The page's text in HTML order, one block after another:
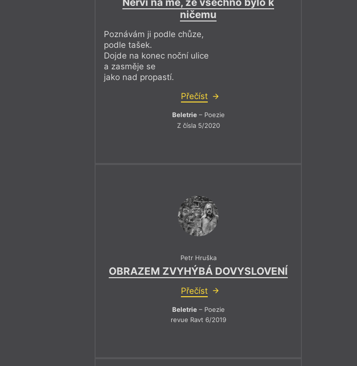
ničemu
Poznávám ji podle chůze,
podle tašek.
Dojde na konec noční ulice
a zasměje se
jako nad propastí.
Přečíst
Beletrie– Poezie
Z čísla 5/2020
Petr Hruška
OBRAZEM ZVYHÝBÁ DOVYSLOVENÍ
Přečíst
Beletrie– Poezie
revue Ravt 6/2019